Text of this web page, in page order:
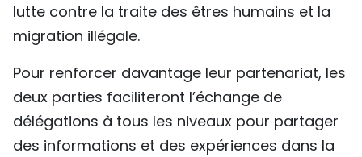
lutte contre la traite des êtres humains et la
migration illégale.
Pour renforcer davantage leur partenariat, les
deux parties faciliteront l’échange de
délégations à tous les niveaux pour partager
des informations et des expériences dans la